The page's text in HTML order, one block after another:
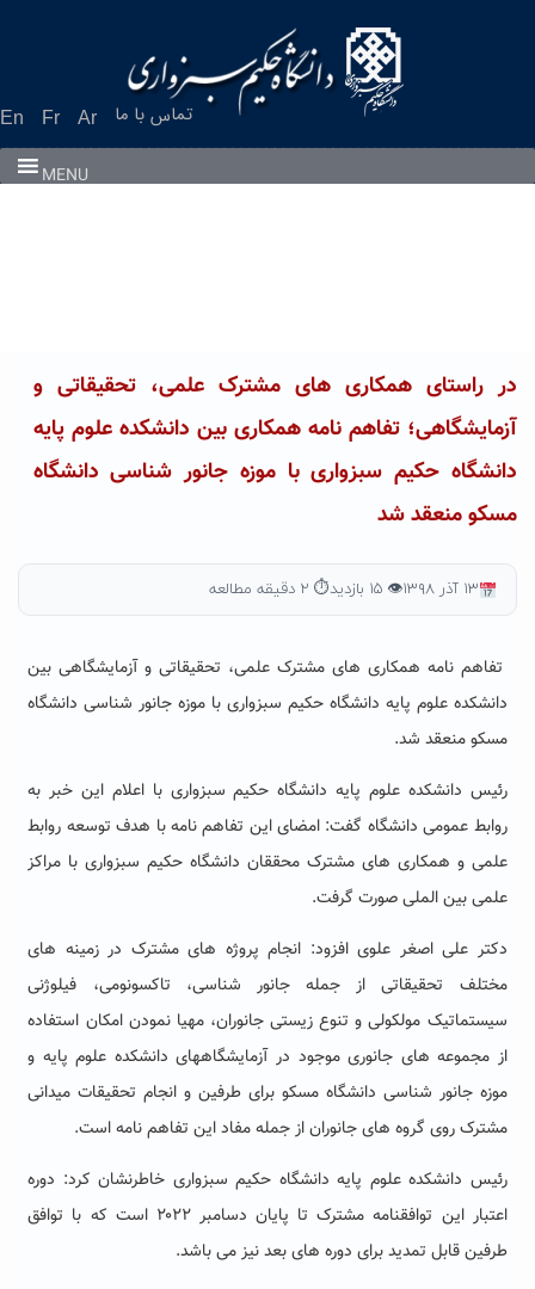
En Fr Ar تماس با ما
MENU
در راستای همکاری های مشترک علمی، تحقیقاتی و
آزمایشگاهی؛ تفاهم نامه همکاری بین دانشکده علوم پایه
دانشگاه حکیم سبزواری با موزه جانور شناسی دانشگاه
مسکو منعقد شد
۱۳ آذر ۱۳۹۸ 👁 ۱۵ بازدید ⏱ ۲ دقیقه مطالعه
تفاهم نامه همکاری های مشترک علمی، تحقیقاتی و آزمایشگاهی بین
دانشکده علوم پایه دانشگاه حکیم سبزواری با موزه جانور شناسی دانشگاه
مسکو منعقد شد.
رئیس دانشکده علوم پایه دانشگاه حکیم سبزواری با اعلام این خبر به
روابط عمومی دانشگاه گفت: امضای این تفاهم نامه با هدف توسعه روابط
علمی و همکاری های مشترک محققان دانشگاه حکیم سبزواری با مراکز
علمی بین الملی صورت گرفت.
دکتر علی اصغر علوی افزود: انجام پروژه های مشترک در زمینه های
مختلف تحقیقاتی از جمله جانور شناسی، تاکسونومی، فیلوژنی
سیستماتیک مولکولی و تنوع زیستی جانوران، مهیا نمودن امکان استفاده
از مجموعه های جانوری موجود در آزمایشگاههای دانشکده علوم پایه و
موزه جانور شناسی دانشگاه مسکو برای طرفین و انجام تحقیقات میدانی
مشترک روی گروه های جانوران از جمله مفاد این تفاهم نامه است.
رئیس دانشکده علوم پایه دانشگاه حکیم سبزواری خاطرنشان کرد: دوره
اعتبار این توافقنامه مشترک تا پایان دسامبر ۲۰۲۲ است که با توافق
طرفین قابل تمدید برای دوره های بعد نیز می باشد.